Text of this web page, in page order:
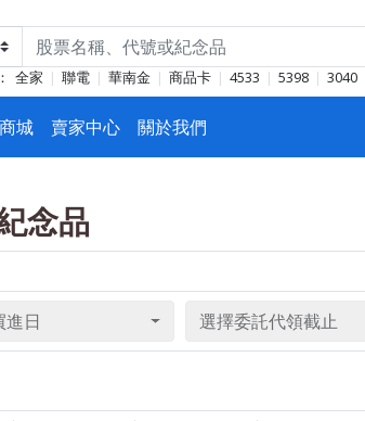
全家 聯電 華南金 商品卡 4533 5398 3040
城 賣家中心 關於我們
念品
進日 選擇委託代領截止